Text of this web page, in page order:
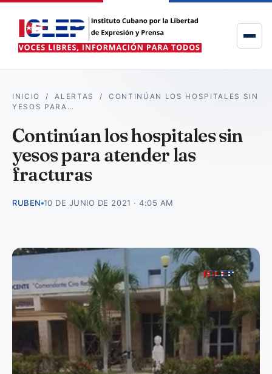
INICIO /ALERTAS /CONTINÚAN LOS HOSPITALES SIN
YESOS PARA…
Continúan los hospitales sin
yesos para atender las
fracturas
RUBEN 10 DE JUNIO DE 2021 · 4:05 AM